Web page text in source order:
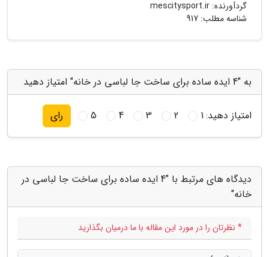
گردآورنده: mescitysport.ir
شناسه مطلب: 917
به "4 ایده ساده برای ساخت جا لباسی در خانه" امتیاز دهید
امتیاز دهید:1
2
3
4
5 رای
دیدگاه های مرتبط با "4 ایده ساده برای ساخت جا لباسی در
خانه"
* نظرتان را در مورد این مقاله با ما درمیان بگذارید